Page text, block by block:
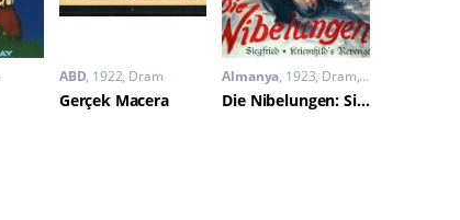
ABD 1922 Dram
Gerçek Macera
Almanya 1923 Dram, Fantastik
Die Nibelungen: Siegfried